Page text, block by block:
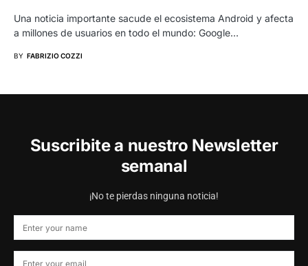
Una noticia importante sacude el ecosistema Android y afecta
a millones de usuarios en todo el mundo: Google…
BY FABRIZIO COZZI
Suscribite a nuestro Newsletter
semanal
¡No te pierdas ninguna noticia!